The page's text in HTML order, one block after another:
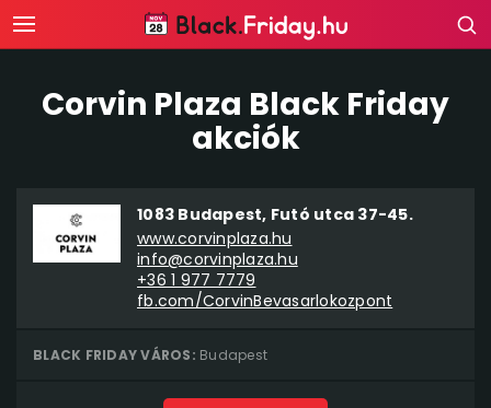
Corvin Plaza Black Friday
akciók
1083 Budapest, Futó utca 37-45.
www.corvinplaza.hu
info@corvinplaza.hu
+36 1 977 7779
fb.com/CorvinBevasarlokozpont
BLACK FRIDAY VÁROS: Budapest